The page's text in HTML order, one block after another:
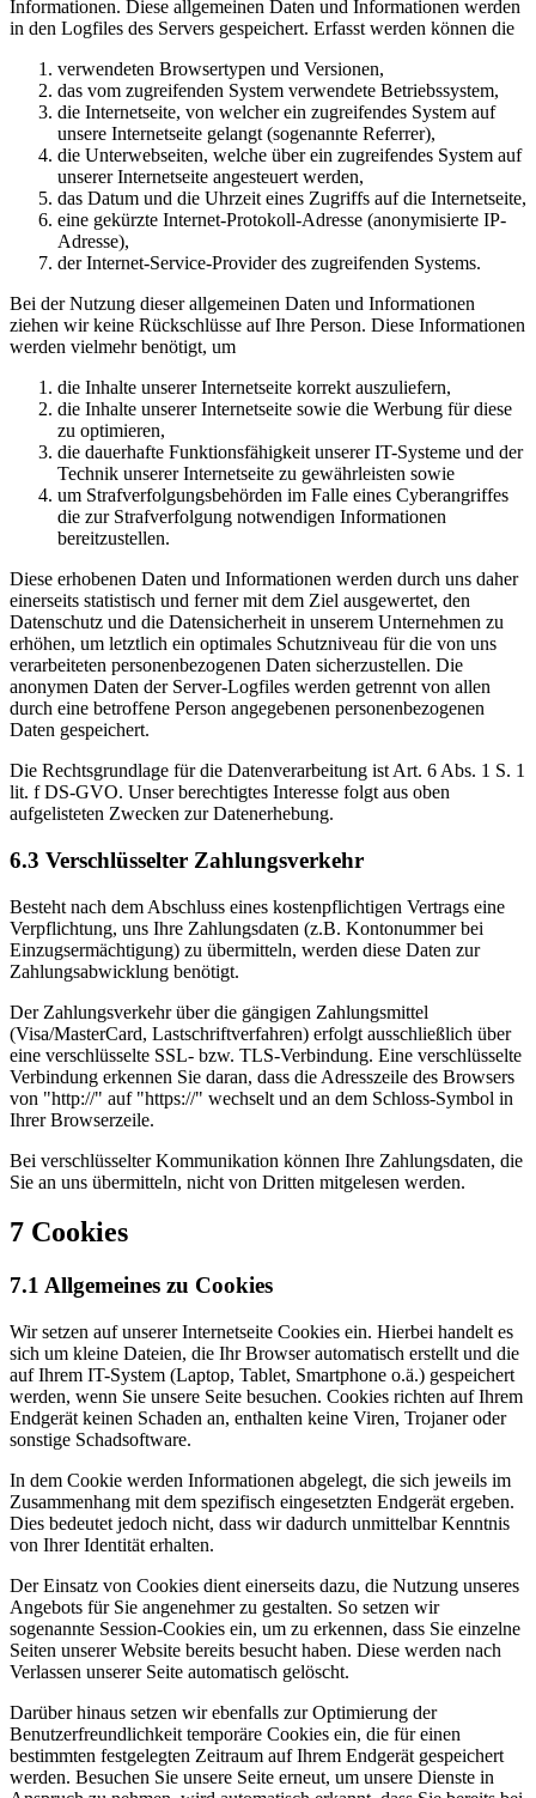
Informationen. Diese allgemeinen Daten und Informationen werden
in den Logfiles des Servers gespeichert. Erfasst werden können die
verwendeten Browsertypen und Versionen,
das vom zugreifenden System verwendete Betriebssystem,
die Internetseite, von welcher ein zugreifendes System auf
unsere Internetseite gelangt (sogenannte Referrer),
die Unterwebseiten, welche über ein zugreifendes System auf
unserer Internetseite angesteuert werden,
das Datum und die Uhrzeit eines Zugriffs auf die Internetseite,
eine gekürzte Internet-Protokoll-Adresse (anonymisierte IP-
Adresse),
der Internet-Service-Provider des zugreifenden Systems.
Bei der Nutzung dieser allgemeinen Daten und Informationen
ziehen wir keine Rückschlüsse auf Ihre Person. Diese Informationen
werden vielmehr benötigt, um
die Inhalte unserer Internetseite korrekt auszuliefern,
die Inhalte unserer Internetseite sowie die Werbung für diese
zu optimieren,
die dauerhafte Funktionsfähigkeit unserer IT-Systeme und der
Technik unserer Internetseite zu gewährleisten sowie
um Strafverfolgungsbehörden im Falle eines Cyberangriffes
die zur Strafverfolgung notwendigen Informationen
bereitzustellen.
Diese erhobenen Daten und Informationen werden durch uns daher
einerseits statistisch und ferner mit dem Ziel ausgewertet, den
Datenschutz und die Datensicherheit in unserem Unternehmen zu
erhöhen, um letztlich ein optimales Schutzniveau für die von uns
verarbeiteten personenbezogenen Daten sicherzustellen. Die
anonymen Daten der Server-Logfiles werden getrennt von allen
durch eine betroffene Person angegebenen personenbezogenen
Daten gespeichert.
Die Rechtsgrundlage für die Datenverarbeitung ist Art. 6 Abs. 1 S. 1
lit. f DS-GVO. Unser berechtigtes Interesse folgt aus oben
aufgelisteten Zwecken zur Datenerhebung.
6.3 Verschlüsselter Zahlungsverkehr
Besteht nach dem Abschluss eines kostenpflichtigen Vertrags eine
Verpflichtung, uns Ihre Zahlungsdaten (z.B. Kontonummer bei
Einzugsermächtigung) zu übermitteln, werden diese Daten zur
Zahlungsabwicklung benötigt.
Der Zahlungsverkehr über die gängigen Zahlungsmittel
(Visa/MasterCard, Lastschriftverfahren) erfolgt ausschließlich über
eine verschlüsselte SSL- bzw. TLS-Verbindung. Eine verschlüsselte
Verbindung erkennen Sie daran, dass die Adresszeile des Browsers
von "http://" auf "https://" wechselt und an dem Schloss-Symbol in
Ihrer Browserzeile.
Bei verschlüsselter Kommunikation können Ihre Zahlungsdaten, die
Sie an uns übermitteln, nicht von Dritten mitgelesen werden.
7 Cookies
7.1 Allgemeines zu Cookies
Wir setzen auf unserer Internetseite Cookies ein. Hierbei handelt es
sich um kleine Dateien, die Ihr Browser automatisch erstellt und die
auf Ihrem IT-System (Laptop, Tablet, Smartphone o.ä.) gespeichert
werden, wenn Sie unsere Seite besuchen. Cookies richten auf Ihrem
Endgerät keinen Schaden an, enthalten keine Viren, Trojaner oder
sonstige Schadsoftware.
In dem Cookie werden Informationen abgelegt, die sich jeweils im
Zusammenhang mit dem spezifisch eingesetzten Endgerät ergeben.
Dies bedeutet jedoch nicht, dass wir dadurch unmittelbar Kenntnis
von Ihrer Identität erhalten.
Der Einsatz von Cookies dient einerseits dazu, die Nutzung unseres
Angebots für Sie angenehmer zu gestalten. So setzen wir
sogenannte Session-Cookies ein, um zu erkennen, dass Sie einzelne
Seiten unserer Website bereits besucht haben. Diese werden nach
Verlassen unserer Seite automatisch gelöscht.
Darüber hinaus setzen wir ebenfalls zur Optimierung der
Benutzerfreundlichkeit temporäre Cookies ein, die für einen
bestimmten festgelegten Zeitraum auf Ihrem Endgerät gespeichert
werden. Besuchen Sie unsere Seite erneut, um unsere Dienste in